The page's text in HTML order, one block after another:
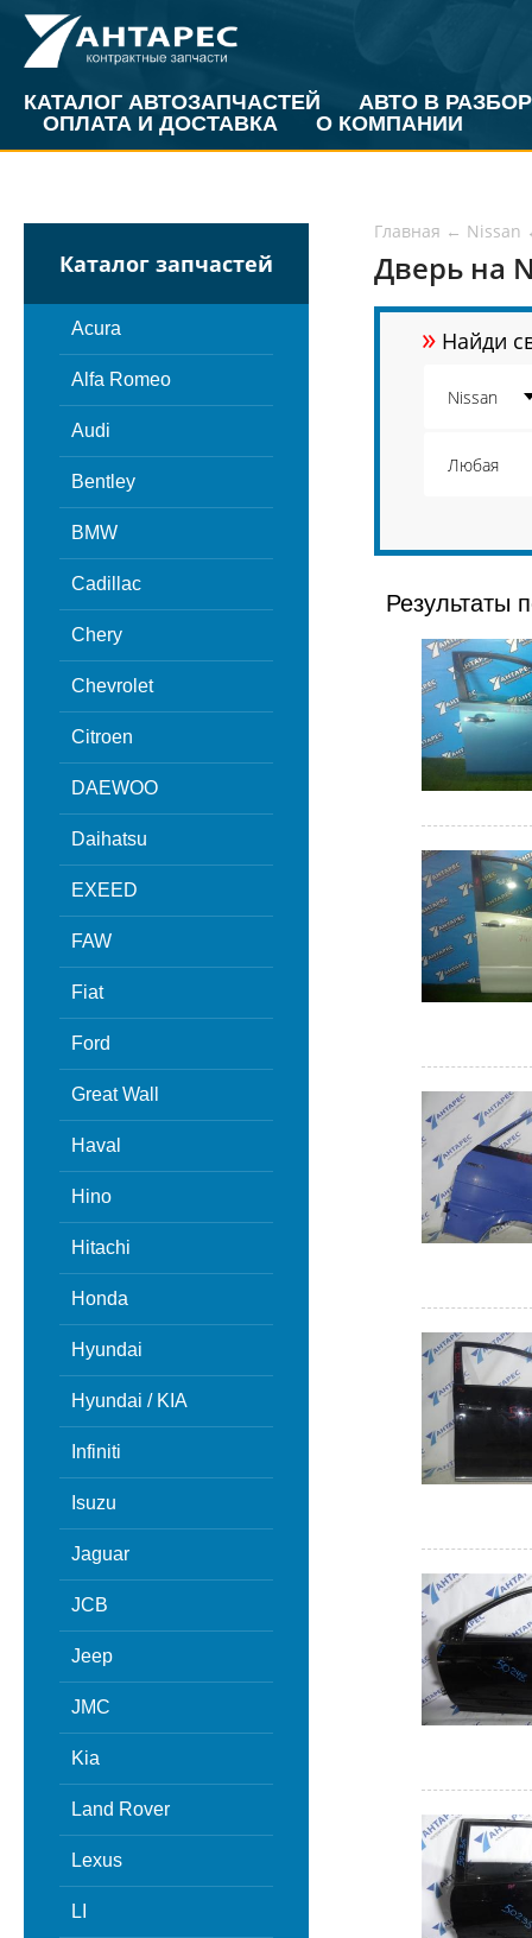
КАТАЛОГ АВТОЗАПЧАСТЕЙ
АВТО В РАЗБОР
ОПЛАТА И ДОСТАВКА
О КОМПАНИИ
Каталог запчастей
Acura
Alfa Romeo
Audi
Bentley
BMW
Cadillac
Chery
Chevrolet
Citroen
DAEWOO
Daihatsu
EXEED
FAW
Fiat
Ford
Great Wall
Haval
Hino
Hitachi
Honda
Hyundai
Hyundai / KIA
Infiniti
Isuzu
Jaguar
JCB
Jeep
JMC
Kia
Land Rover
Lexus
LI
Главная ← Nissan
Дверь на
» Найди
Результаты